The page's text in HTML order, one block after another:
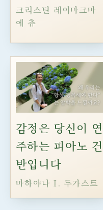
크리스틴 레이마크마
에 츄
감정은 당신이 연
주하는 피아노 건
반입니다
마하야나 I. 두가스트